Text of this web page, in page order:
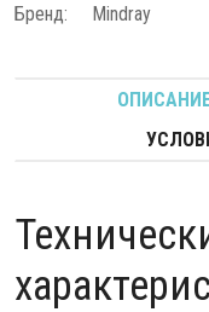
Бренд: Mindray